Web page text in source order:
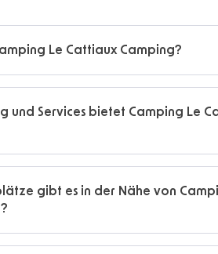
Le Cattiaux Camping?
und Services bietet Camping Le
gibt es in der Nähe von